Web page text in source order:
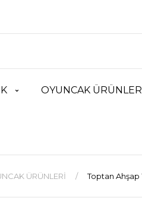
OYUNCAK
ÜRÜNLERİ Toptan Ahşap